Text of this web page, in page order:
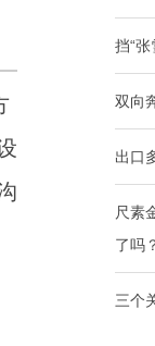
挡“
双向
出口
尺素
了吗
三个